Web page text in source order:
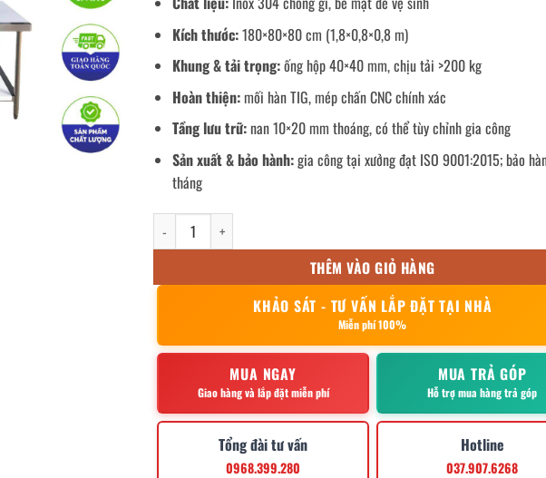
Kích thước:180×80×80 cm (1,8×0,8×0,8 m)
Khung & tải trọng:ống hộp 40×40 mm, chịu tải >200 kg
Hoàn thiện:mối hàn TIG, mép chấn CNC chính xác
Tầng lưu trữ:nan 10×20 mm thoáng, có thể tùy chỉnh gia công
Sản xuất & bảo hành:gia công tại xưởng đạt ISO 9001:2015; bảo
tháng
Bàn bếp inox 2 tầng 180x80x80cm số lượng
THÊM VÀO GIỎ HÀNG
KHẢO SÁT - TƯ VẤN LẮP ĐẶT TẠI NHÀ
Miễn phí 100%
MUA NGAY
Giao hàng và lắp đặt miễn phí
MUA TRẢ GÓP
Hỗ trợ mua hàng trả góp
Tổng đài tư vấn
0968.399.280
Hotline
037.907.6268